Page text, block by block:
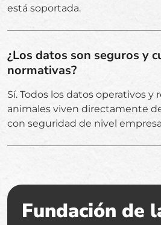
está soportada.
¿Los datos son seguros y
normativas?
Sí. Todos los datos operativos y
animales viven directamente
con seguridad de nivel
Fundación de